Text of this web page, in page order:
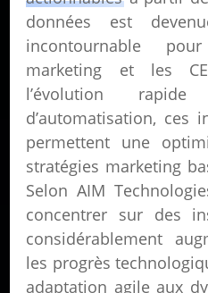
données est
incontournable
marketing et les
l’évolution
d’automatisation, ces
permettent une
stratégies marketing
Selon AIM
concentrer sur des
considérablement
les progrès
adaptation agile aux